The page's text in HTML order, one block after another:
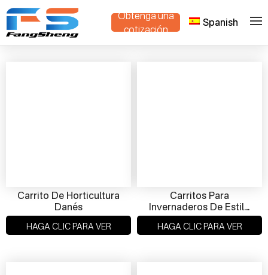
Obtenga una
cotización
Spanish
Hogar > Productos
Carrito De Horticultura
Danés
HAGA CLIC PARA VER
Carritos Para
Invernaderos De Estilo
Danés
HAGA CLIC PARA VER